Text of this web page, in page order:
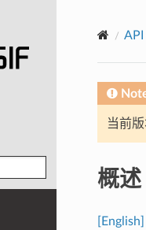
API
当前
概述
[English]